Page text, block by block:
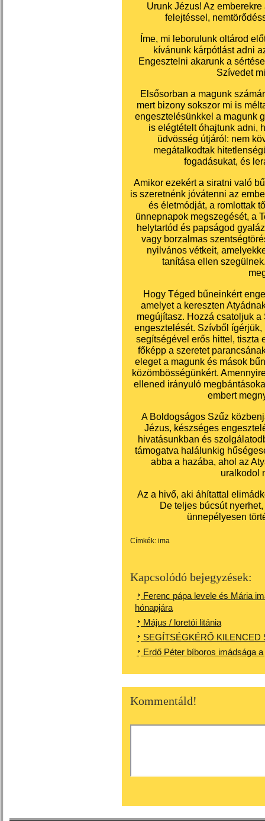
Urunk Jézus! Az
felejtéssel,
Íme, mi leborulunk oltárod
kívánunk kárpótlást adni
Engesztelni akarunk a
Szívedet
Elsősorban a magunk
mert bizony sokszor mi is
engesztelésünkkel a magunk
is elégtételt óhajtunk adni,
üdvösség útjáról: nem
megátalkodtak
fogadásukat, és
Amikor ezekért a siratni való
is szeretnénk jóvátenni az
és életmódját, a romlottak
ünnepnapok megszegését, a
helytartód és papságod
vagy borzalmas
nyilvános vétkeit,
tanítása ellen
Hogy Téged bűneinkért
amelyet a kereszten
megújítasz. Hozzá csatoljuk
engesztelését. Szívből
segítségével erős hittel, tiszta
főképp a szeretet
eleget a magunk és mások
közömbösségünkért.
ellened irányuló
embert
A Boldogságos Szűz
Jézus, készséges
hivatásunkban és
támogatva halálunkig
abba a hazába, ahol az
uralkodol
Az a hivő, aki áhítattal
De teljes búcsút
ünnepélyesen
Címkék: ima
Kapcsolódó bejegyzések:
Ferenc pápa levele és Mária
hónapjára
Május / loretói litánia
SEGÍTSÉGKÉRŐ KILENCED
Erdő Péter bíboros imádsága
Kommentáld!